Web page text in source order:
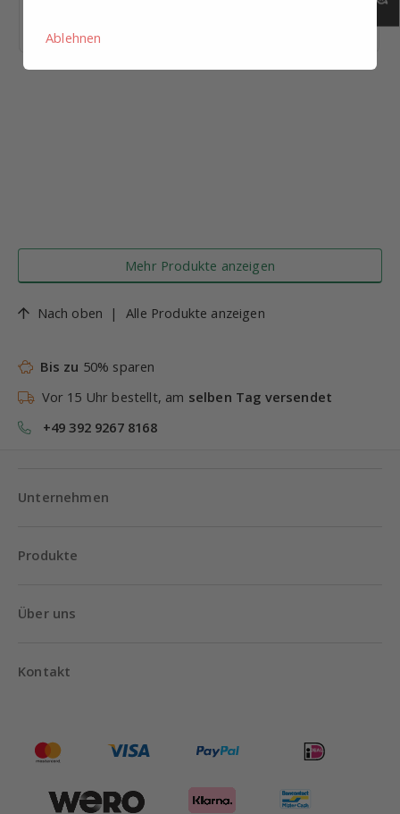
Mehr Produkte anzeigen
Nach oben | Alle Produkte anzeigen
Bis zu 50% sparen
Vor 15 Uhr bestellt, am selben Tag versendet
+49 392 9267 8168
Unternehmen
Produkte
Über uns
Kontakt
Ablehnen